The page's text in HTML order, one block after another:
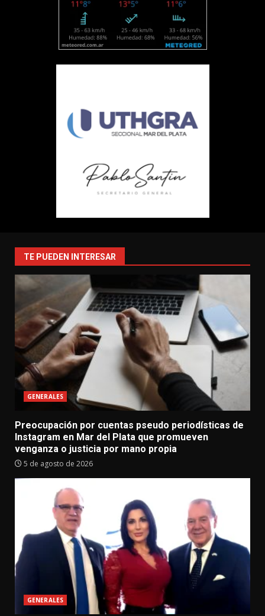
TE PUEDEN INTERESAR
GENERALES
Preocupación por cuentas pseudo periodísticas de
Instagram en Mar del Plata que promueven
venganza o justicia por mano propia
5 de agosto de 2026
GENERALES